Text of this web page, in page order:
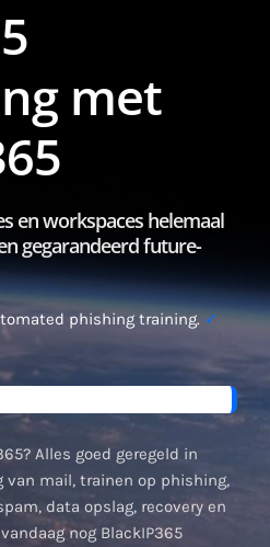
met
en workspaces helemaal
gegarandeerd future-
phishing training. ✓
Alles goed geregeld in
mail, trainen op phishing,
data opslag, recovery en
nog BlackIP365